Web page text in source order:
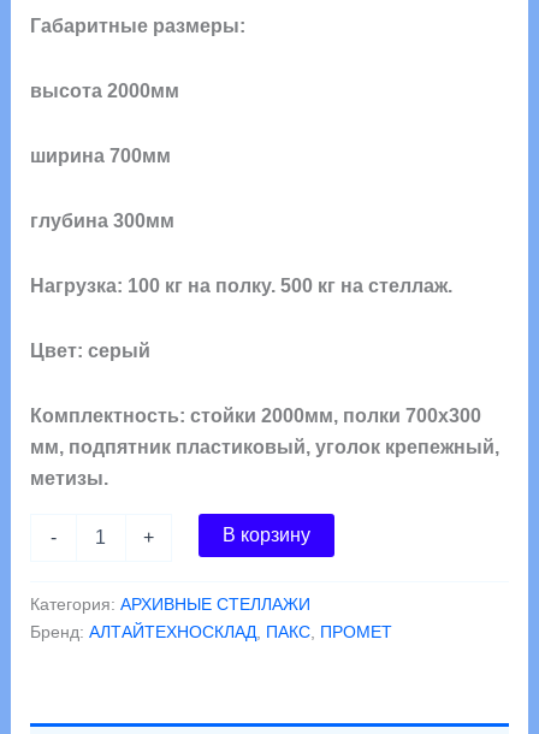
Габаритные размеры:
высота 2000мм
ширина 700мм
глубина 300мм
Нагрузка: 100 кг на полку. 500 кг на стеллаж.
Цвет: серый
Комплектность: стойки 2000мм, полки 700х300
мм, подпятник пластиковый, уголок крепежный,
метизы.
-
полочный
2000х700х300
5
+ В корзину
Категория: АРХИВНЫЕ СТЕЛЛАЖИ
Бренд: АЛТАЙТЕХНОСКЛАД, ПАКС, ПРОМЕТ